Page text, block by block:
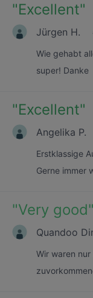
"Excellent"
Jürgen H.
Wie gehabt
super! Danke
"Excellent"
Angelika P.
Erstklassige
Gerne immer
"Very good"
Quandoo
Wir waren